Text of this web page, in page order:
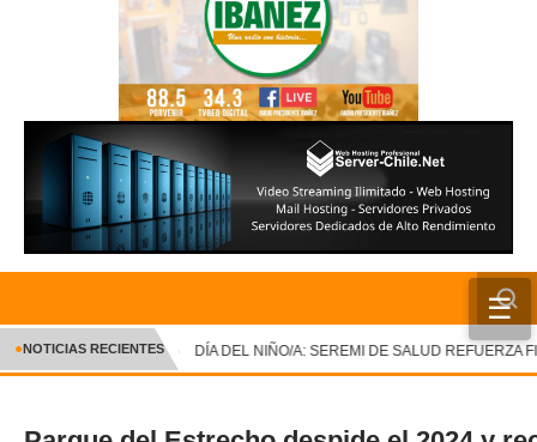
☰
INICIO
CRÓNICA
●NOTICIAS RECIENTES DÍA DEL NIÑO/A: SEREMI DE SALUD REFUERZA